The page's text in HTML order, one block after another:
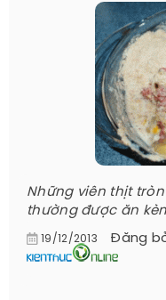
Những viên thịt
thường được ăn
19/12/2013 Đăng